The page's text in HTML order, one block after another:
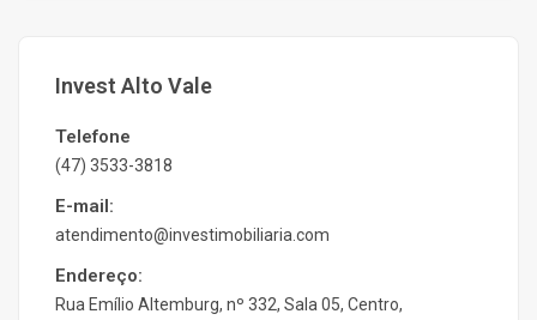
Invest Alto Vale
Telefone
(47) 3533-3818
E-mail:
atendimento@investimobiliaria.com
Endereço:
Rua Emílio Altemburg, nº 332, Sala 05, Centro,